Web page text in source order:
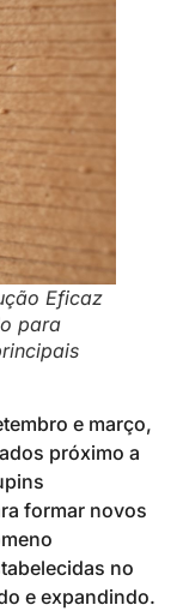
Eficaz
para
e março,
próximo a
formar novos
no
e expandindo.